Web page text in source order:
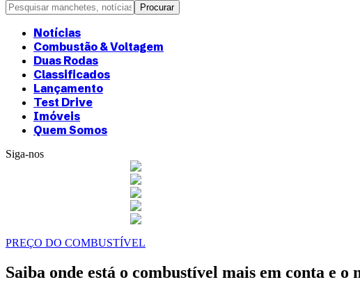
Notícias
Combustão & Voltagem
Duas Rodas
Classificados
Lançamento
Test Drive
Imóveis
Quem Somos
Siga-nos
PREÇO DO COMBUSTÍVEL
Saiba onde está o combustível mais em conta e o